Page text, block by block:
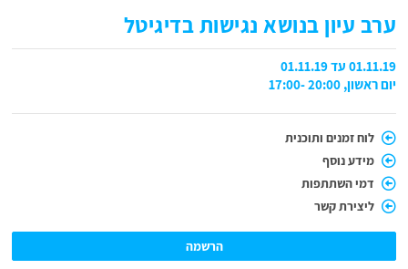
ערב עיון בנושא נגישות בדיגיטל
01.11.19 עד 01.11.19
יום ראשון, 20:00 -17:00
לוח זמנים ותוכנית
מידע נוסף
דמי השתתפות
ליצירת קשר
הרשמה